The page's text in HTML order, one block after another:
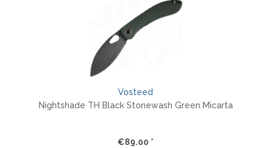
Vosteed
Nightshade TH Black Stonewash Green Micarta
€89.00 *